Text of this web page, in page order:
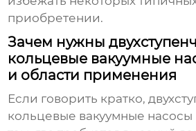
приобретении.
Зачем нужны
кольцевые вакуумные
и области применения
Если говорить кратко,
кольцевые вакуумные насосы